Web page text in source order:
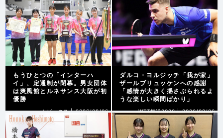
もうひとつの「インターハ
イ」、定通制が閉幕。男女団体
は爽風館とルネサンス大阪が初
優勝
トピックス | 2026/08/06
ダルコ・ヨルジッチ「我が家」
ザールブリュッケンへの感謝
「感情が大きく揺さぶられるよ
うな楽しい瞬間ばかり」
WTT横浜2026 | 2026/08/06